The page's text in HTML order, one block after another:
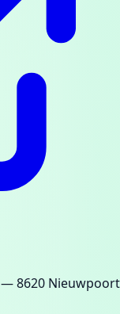
— 8620 Nieuwpoort